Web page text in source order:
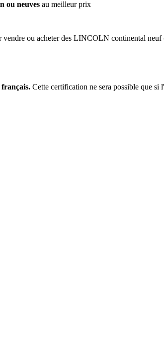
ou neuves au meilleur prix
vendre ou acheter des LINCOLN continental neuf
français. Cette certification ne sera possible que si